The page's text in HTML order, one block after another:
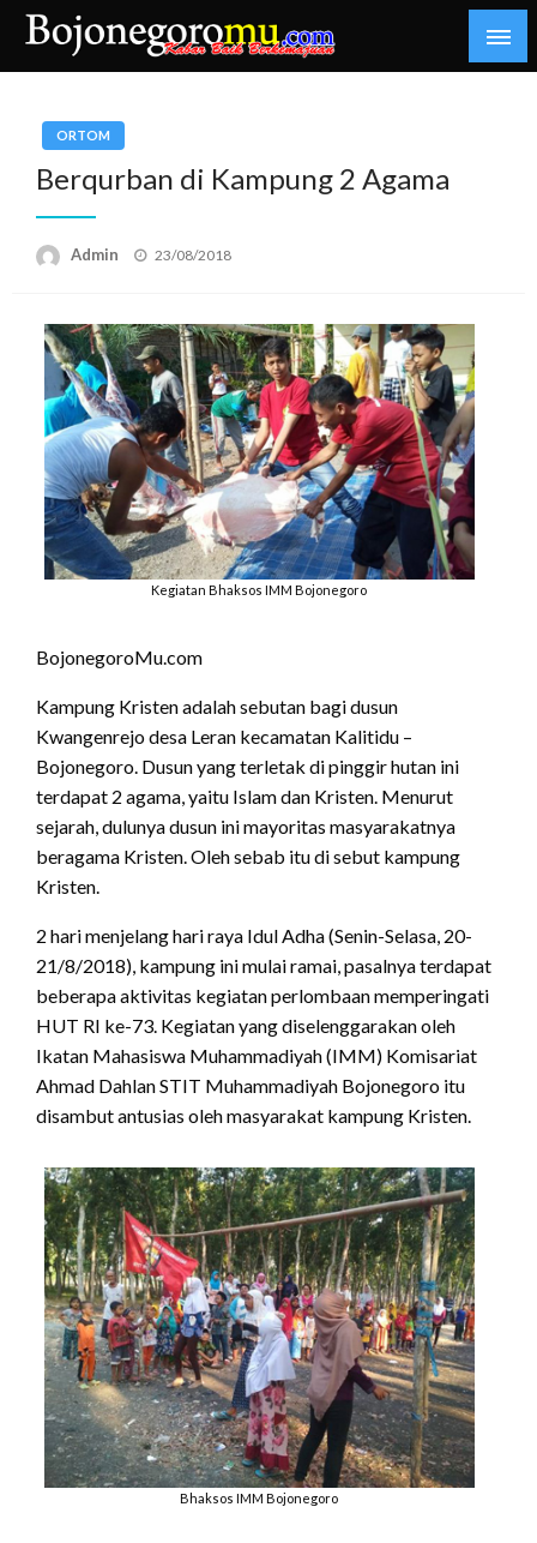
Skip
content
Kabar Baik Berkemajuan
ORTOM
Berqurban di Kampung 2 Agama
Admin
Posted
23/08/2018
Kegiatan Bhaksos IMM Bojonegoro
BojonegoroMu.com
Kampung Kristen adalah sebutan bagi dusun
Kwangenrejo desa Leran kecamatan Kalitidu –
Bojonegoro. Dusun yang terletak di pinggir hutan ini
terdapat 2 agama, yaitu Islam dan Kristen. Menurut
sejarah, dulunya dusun ini mayoritas masyarakatnya
beragama Kristen. Oleh sebab itu di sebut kampung
Kristen.
2 hari menjelang hari raya Idul Adha (Senin-Selasa, 20-
21/8/2018), kampung ini mulai ramai, pasalnya terdapat
beberapa aktivitas kegiatan perlombaan memperingati
HUT RI ke-73. Kegiatan yang diselenggarakan oleh
Ikatan Mahasiswa Muhammadiyah (IMM) Komisariat
Ahmad Dahlan STIT Muhammadiyah Bojonegoro itu
disambut antusias oleh masyarakat kampung Kristen.
Bhaksos IMM Bojonegoro